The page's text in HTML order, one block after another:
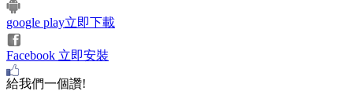
google play立即下載
Facebook 立即安裝
給我們一個讚!